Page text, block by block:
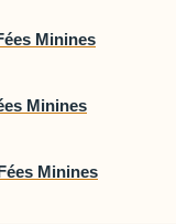
Minines
Minines
Minines